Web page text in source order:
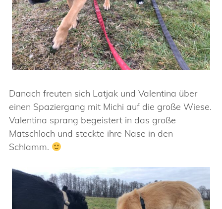
Danach freuten sich Latjak und Valentina über
einen Spaziergang mit Michi auf die große Wiese.
Valentina sprang begeistert in das große
Matschloch und steckte ihre Nase in den
Schlamm.